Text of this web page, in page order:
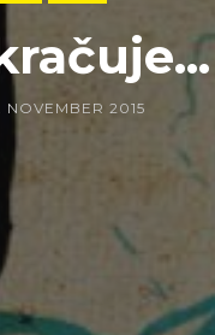
NOVEMBER 2015